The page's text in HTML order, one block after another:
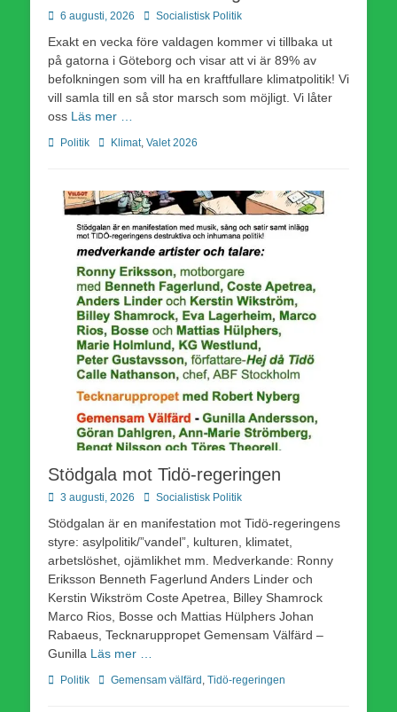
Publicerad
6 augusti, 2026 Författare
Socialistisk Politik
Exakt en vecka före valdagen kommer vi tillbaka ut
på gatorna i Göteborg och visar att vi är 89% av
befolkningen som vill ha en kraftfullare klimatpolitik! Vi
vill samla till en så stor marsch som möjligt. Vi låter
oss Läs mer …
Kategorier
Politik Etiketter
Klimat, Valet 2026
Stödgala mot Tidö-regeringen
Publicerad
3 augusti, 2026 Författare
Socialistisk Politik
Stödgalan är en manifestation mot Tidö-regeringens
styre: asylpolitik/”vandel”, kulturen, klimatet,
arbetslöshet, ojämlikhet mm. Medverkande: Ronny
Eriksson Benneth Fagerlund Anders Linder och
Kerstin Wikström Coste Apetrea, Billey Shamrock
Marco Rios, Bosse och Mattias Hülphers Johan
Rabaeus, Tecknaruppropet Gemensam Välfärd –
Gunilla Läs mer …
Kategorier
Politik Etiketter
Gemensam välfärd , Tidö-regeringen